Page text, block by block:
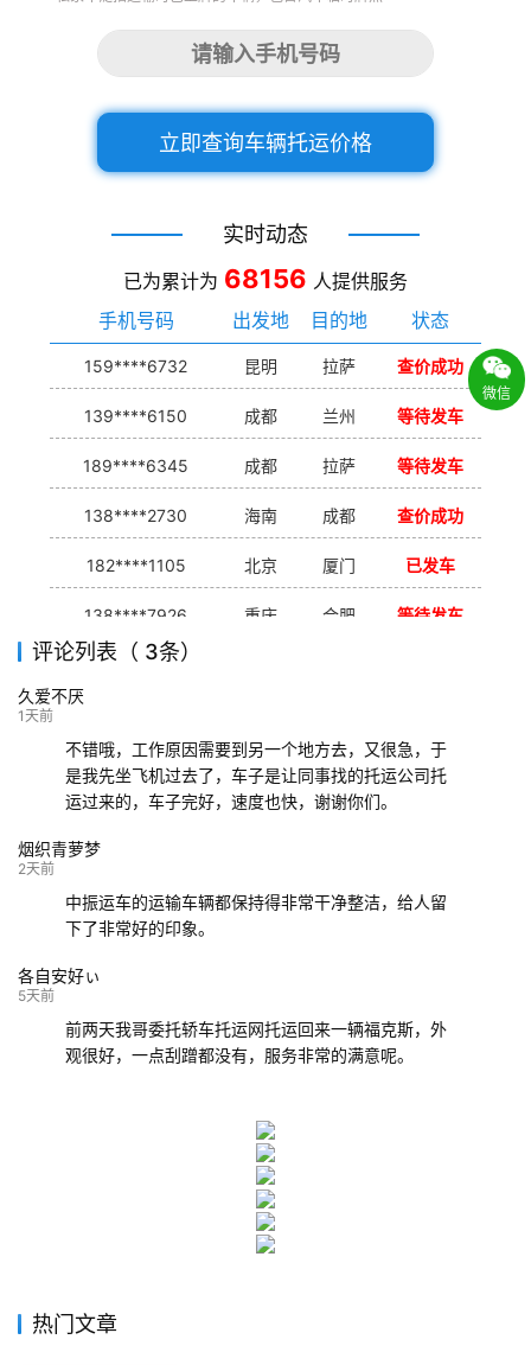
立即查询车辆托运价格
实时动态
已为累计为 68156 人提供服务
手机号码
出发地 目的地 状态
159****6732 昆明 拉萨 查价成功
139****6150 成都 兰州 等待发车
189****6345 成都 拉萨 等待发车
138****2730 海南 成都 查价成功
182****1105 北京 厦门 已发车
138****7926 重庆 合肥 等待发车
139****9233
评论列表（ 3条）
久爱不厌
1天前
不错哦，工作原因需要到另一个地方去，又很急，于
是我先坐飞机过去了，车子是让同事找的托运公司托
运过来的，车子完好，速度也快，谢谢你们。
烟织青萝梦
2天前
中振运车的运输车辆都保持得非常干净整洁，给人留
下了非常好的印象。
各自安好ぃ
5天前
前两天我哥委托轿车托运网托运回来一辆福克斯，外
观很好，一点刮蹭都没有，服务非常的满意呢。
热门文章
微信